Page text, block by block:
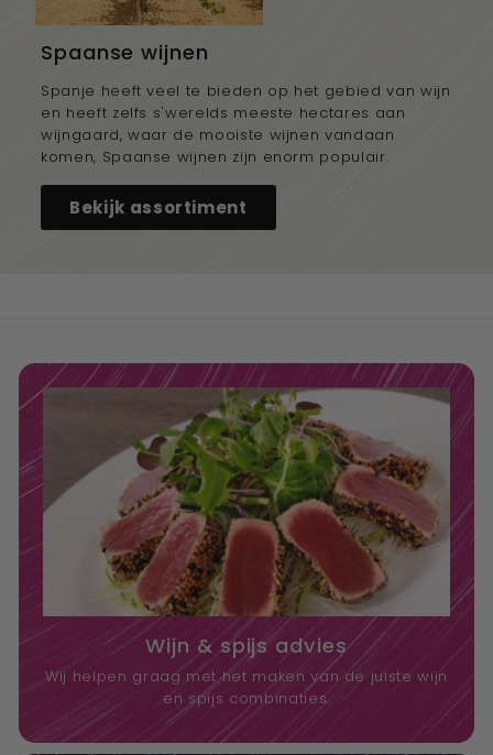
Spaanse wijnen
Spanje heeft veel te bieden op het gebied van wijn
en heeft zelfs s'werelds meeste hectares aan
wijngaard, waar de mooiste wijnen vandaan
komen, Spaanse wijnen zijn enorm populair.
Bekijk assortiment
Wijn & spijs advies
Wij helpen graag met het maken van de juiste wijn
en spijs combinaties.